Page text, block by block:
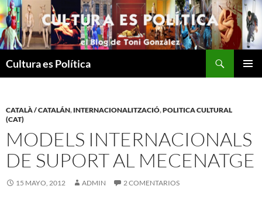
Saltar
al
contenido
Cultura es Política
CATALÀ / CATALÁN, INTERNACIONALITZACIÓ,POLITICA CULTURAL
(CAT)
MODELS INTERNACIONALS
DE SUPORT AL MECENATGE
15 MAYO, 2012 ADMIN 2 COMENTARIOS